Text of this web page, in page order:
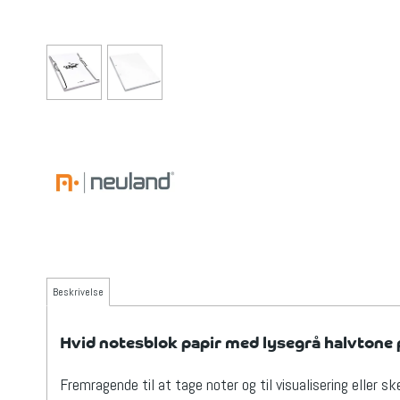
Beskrivelse
Hvid notesblok papir med lysegrå
Fremragende til at tage noter og til visualisering eller